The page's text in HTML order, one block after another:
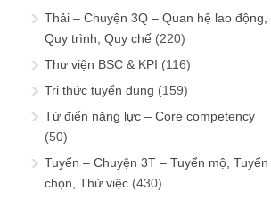
Thải – Chuyện 3Q – Quan hệ lao động,
Quy trình, Quy chế (220)
Thư viện BSC & KPI (116)
Tri thức tuyển dụng (159)
Từ điển năng lực – Core competency
(50)
Tuyển – Chuyện 3T – Tuyển mộ, Tuyển
chọn, Thử việc (430)